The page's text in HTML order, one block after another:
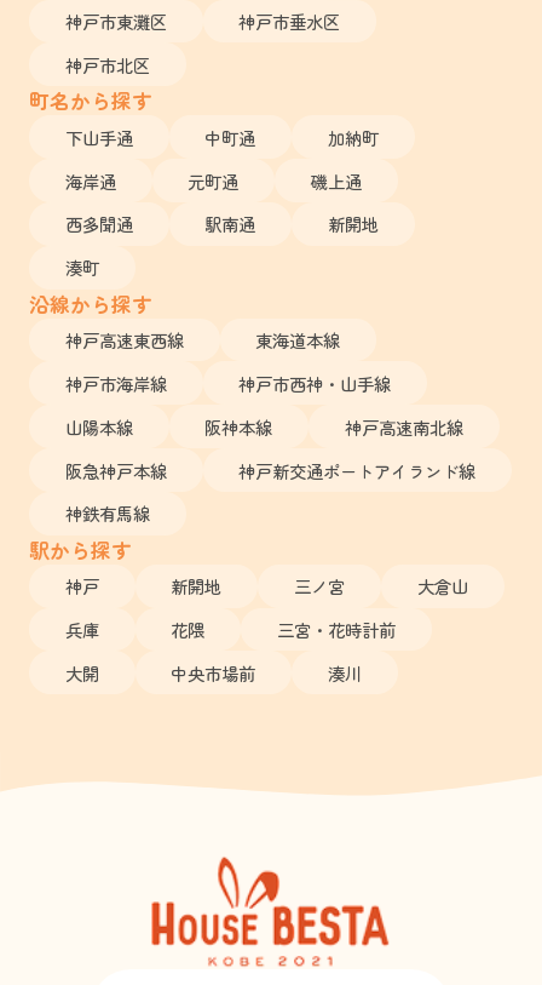
神戸市東灘区
神戸市垂水区
神戸市北区
町名から探す
下山手通 中町通
加納町
海岸通
元町通
磯上通
西多聞通
駅南通
新開地
湊町
沿線から探す
神戸高速東西線
東海道本線
神戸市海岸線
神戸市西神・山手線
山陽本線
阪神本線
神戸高速南北線
阪急神戸本線
神戸新交通ポートアイランド線
神鉄有馬線
駅から探す
神戸 新開地 三ノ宮
大倉山
兵庫
花隈
三宮・花時計前
大開
中央市場前 湊川